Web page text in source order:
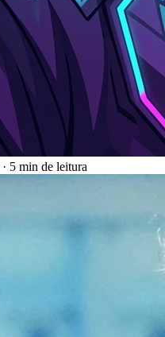
· 5 min de leitura